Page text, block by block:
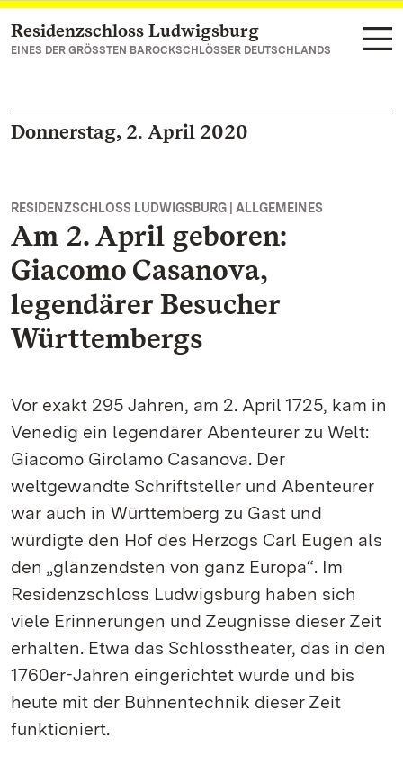
Zum Hauptinhalt springen
Residenzschloss Ludwigsburg
EINES DER GRÖSSTEN BAROCKSCHLÖSSER DEUTSCHLANDS
Donnerstag, 2. April 2020
RESIDENZSCHLOSS LUDWIGSBURG | ALLGEMEINES
Am 2. April geboren:
Giacomo Casanova,
legendärer Besucher
Württembergs
Vor exakt 295 Jahren, am 2. April 1725, kam in
Venedig ein legendärer Abenteurer zu Welt:
Giacomo Girolamo Casanova. Der
weltgewandte Schriftsteller und Abenteurer
war auch in Württemberg zu Gast und
würdigte den Hof des Herzogs Carl Eugen als
den „glänzendsten von ganz Europa“. Im
Residenzschloss Ludwigsburg haben sich
viele Erinnerungen und Zeugnisse dieser Zeit
erhalten. Etwa das Schlosstheater, das in den
1760er-Jahren eingerichtet wurde und bis
heute mit der Bühnentechnik dieser Zeit
funktioniert.